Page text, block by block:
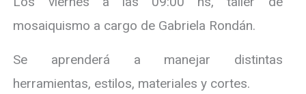
mosaiquismo a cargo de Gabriela Rondán.
Se aprenderá a manejar distintas
herramientas, estilos, materiales y cortes.